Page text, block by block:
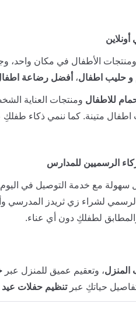
ومنتجات الأطفال في مكان واحد،
و حليب اطفال، أفضل رضاعة
للاطفال ومنتجات العناية
اطفال متينة. كما ننمي ذكاء طفلكِ
الرسميين للمدارس
سهولة مع خدمة التوصيل في
لشراء زي ثريدز المدرسي
لطفلكِ دون أي عناء.
المنزل، وتعقيم عميق للمنزل عبر
حياتكِ عبرتنظيم حفلات عيد